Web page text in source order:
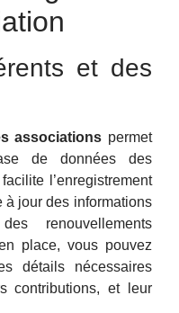
et des
associations permet
de données des
l’enregistrement
à jour des informations
renouvellements
place, vous pouvez
détails nécessaires
contributions, et leur